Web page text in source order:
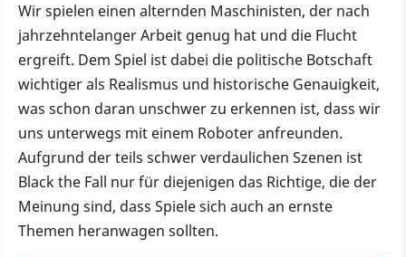
Wir spielen einen alternden Maschinisten, der nach
jahrzehntelanger Arbeit genug hat und die Flucht
ergreift. Dem Spiel ist dabei die politische Botschaft
wichtiger als Realismus und historische Genauigkeit,
was schon daran unschwer zu erkennen ist, dass wir
uns unterwegs mit einem Roboter anfreunden.
Aufgrund der teils schwer verdaulichen Szenen ist
Black the Fall nur für diejenigen das Richtige, die der
Meinung sind, dass Spiele sich auch an ernste
Themen heranwagen sollten.